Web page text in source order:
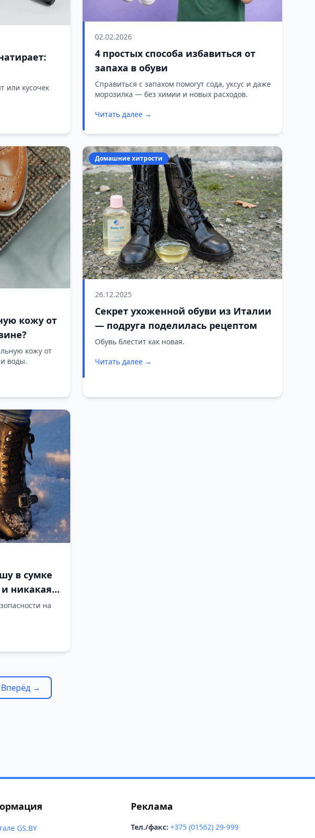
или кусочек
02.02.2026
4 простых способа избавиться от
запаха в обуви
Справиться с запахом помогут сода, уксус и даже
морозилка — без химии и новых расходов.
Читать далее →
кожу от
кожу от
воды.
Домашние хитрости
26.12.2025
Секрет ухоженной обуви из Италии
— подруга поделилась рецептом
Обувь блестит как новая.
Читать далее →
в сумке
никакая
на
Вперёд →
GS.BY
Реклама
Тел./факс: +375 (01562) 29-999